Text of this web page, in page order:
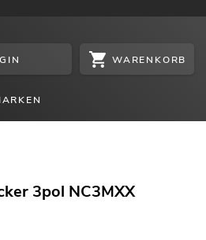
WARENKORB
3pol NC3MXX